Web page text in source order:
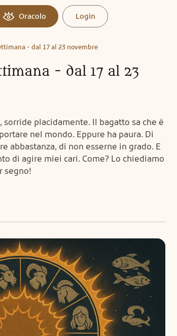
Oracolo Login
- dal 17 al 23 novembre
- dal 17 al 23
placidamente. Il bagatto sa che è
nel mondo. Eppure ha paura. Di
abbastanza, di non esserne in grado. E
di agire miei cari. Come? Lo chiediamo
segno!